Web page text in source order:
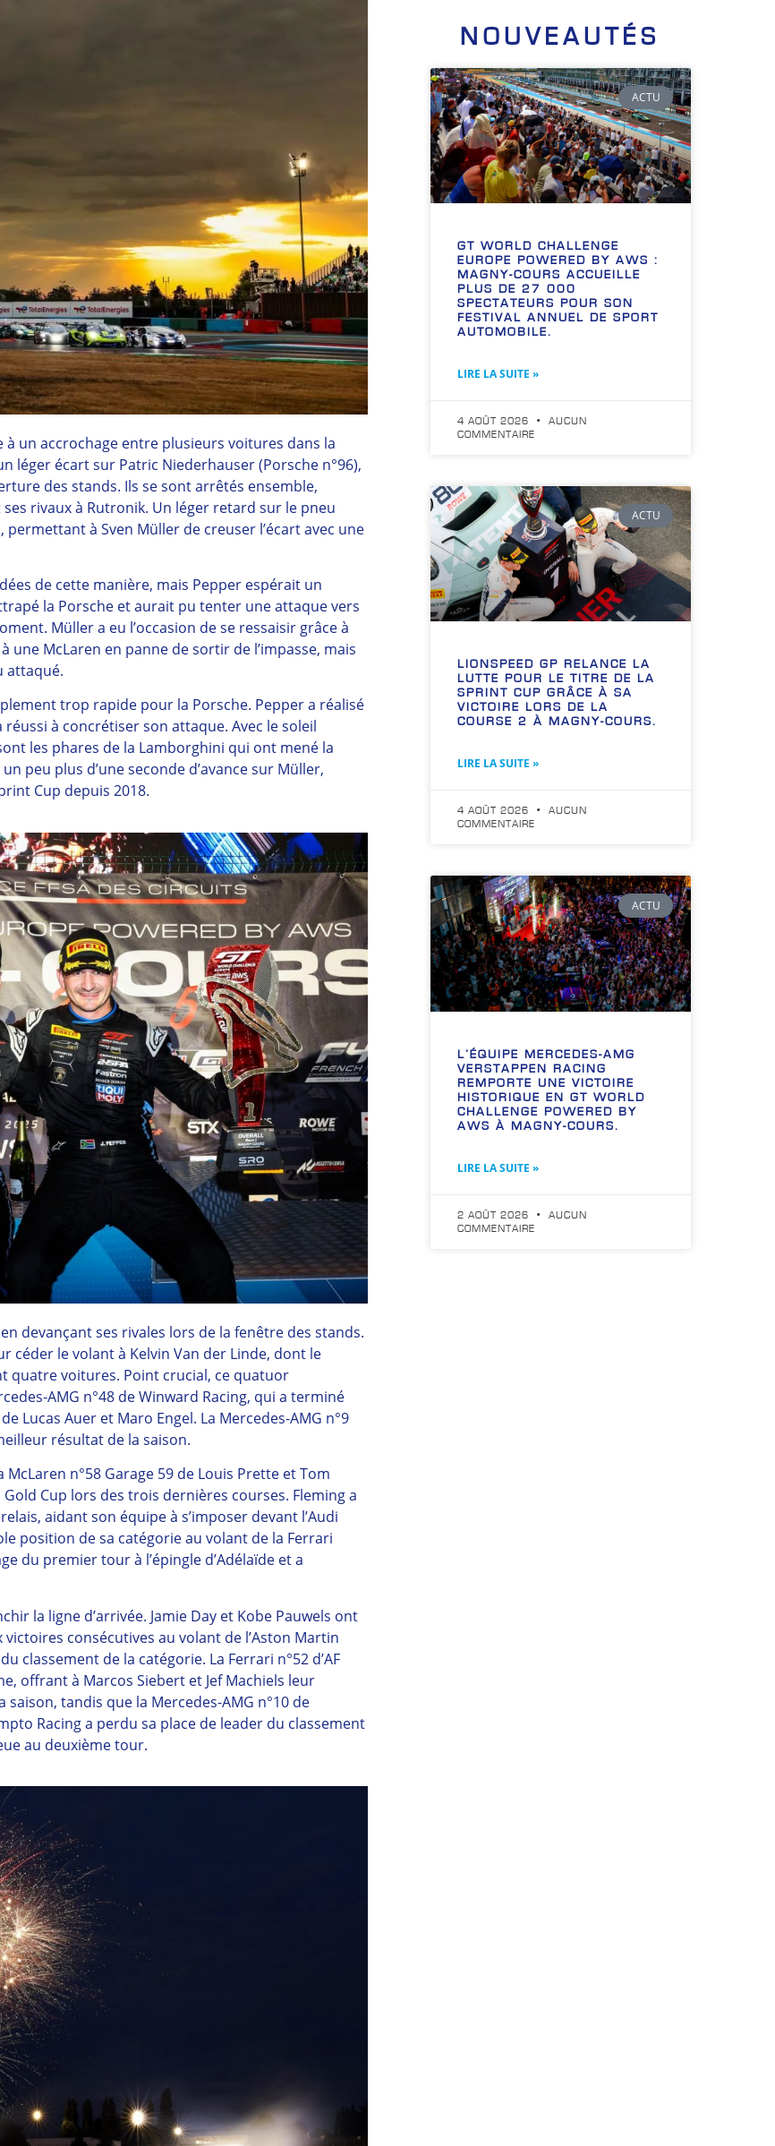
un accrochage entre plusieurs voitures dans la
léger écart sur Patric Niederhauser (Porsche n°96),
des stands. Ils se sont arrêtés ensemble,
rivaux à Rutronik. Un léger retard sur le pneu
à Sven Müller de creuser l’écart avec une
de cette manière, mais Pepper espérait un
la Porsche et aurait pu tenter une attaque vers
Müller a eu l’occasion de se ressaisir grâce à
McLaren en panne de sortir de l’impasse, mais
attaqué.
trop rapide pour la Porsche. Pepper a réalisé
réussi à concrétiser son attaque. Avec le soleil
les phares de la Lamborghini qui ont mené la
peu plus d’une seconde d’avance sur Müller,
Cup depuis 2018.
devançant ses rivales lors de la fenêtre des stands.
céder le volant à Kelvin Van der Linde, dont le
quatre voitures. Point crucial, ce quatuor
AMG n°48 de Winward Racing, qui a terminé
Lucas Auer et Maro Engel. La Mercedes-AMG n°9
résultat de la saison.
n°58 Garage 59 de Louis Prette et Tom
Cup lors des trois dernières courses. Fleming a
aidant son équipe à s’imposer devant l’Audi
position de sa catégorie au volant de la Ferrari
du premier tour à l’épingle d’Adélaïde et a
la ligne d’arrivée. Jamie Day et Kobe Pauwels ont
consécutives au volant de l’Aston Martin
classement de la catégorie. La Ferrari n°52 d’AF
offrant à Marcos Siebert et Jef Machiels leur
tandis que la Mercedes-AMG n°10 de
Racing a perdu sa place de leader du classement
au deuxième tour.
NOUVEAUTÉS
ACTU
GT WORLD CHALLENGE
EUROPE POWERED BY AWS :
MAGNY-COURS ACCUEILLE
PLUS DE 27 000
SPECTATEURS POUR SON
FESTIVAL ANNUEL DE SPORT
AUTOMOBILE.
LIRE LA SUITE »
4 AOÛT 2026
AUCUN
COMMENTAIRE
ACTU
LIONSPEED GP RELANCE LA
LUTTE POUR LE TITRE DE LA
SPRINT CUP GRÂCE À SA
VICTOIRE LORS DE LA
COURSE 2 À MAGNY-COURS.
LIRE LA SUITE »
4 AOÛT 2026
AUCUN
COMMENTAIRE
ACTU
L’ÉQUIPE MERCEDES-AMG
VERSTAPPEN RACING
REMPORTE UNE VICTOIRE
HISTORIQUE EN GT WORLD
CHALLENGE POWERED BY
AWS À MAGNY-COURS.
LIRE LA SUITE »
2 AOÛT 2026
AUCUN
COMMENTAIRE